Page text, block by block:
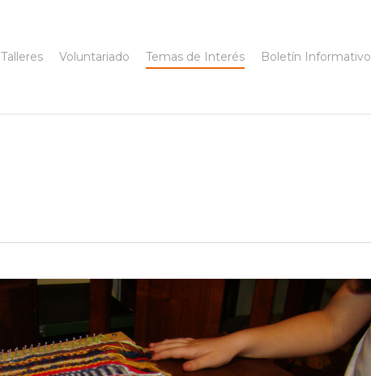
Talleres Voluntariado Temas de Interés Boletín Informativo